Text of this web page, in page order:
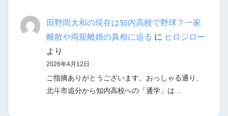
田野岡大和の現在は知内高校で野球？一家
離散や両親離婚の真相に迫る に ヒロジロー
より
2026年4月12日
ご指摘ありがとうございます。おっしゃる通り、
北斗市追分から知内高校への「通学」は…